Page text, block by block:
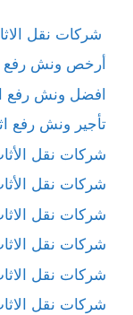
شركات نقل
أرخص ونش رفع
افضل ونش رفع
تأجير ونش رفع
شركات نقل
شركات نقل
شركات نقل
شركات نقل
شركات نقل
شركات نقل